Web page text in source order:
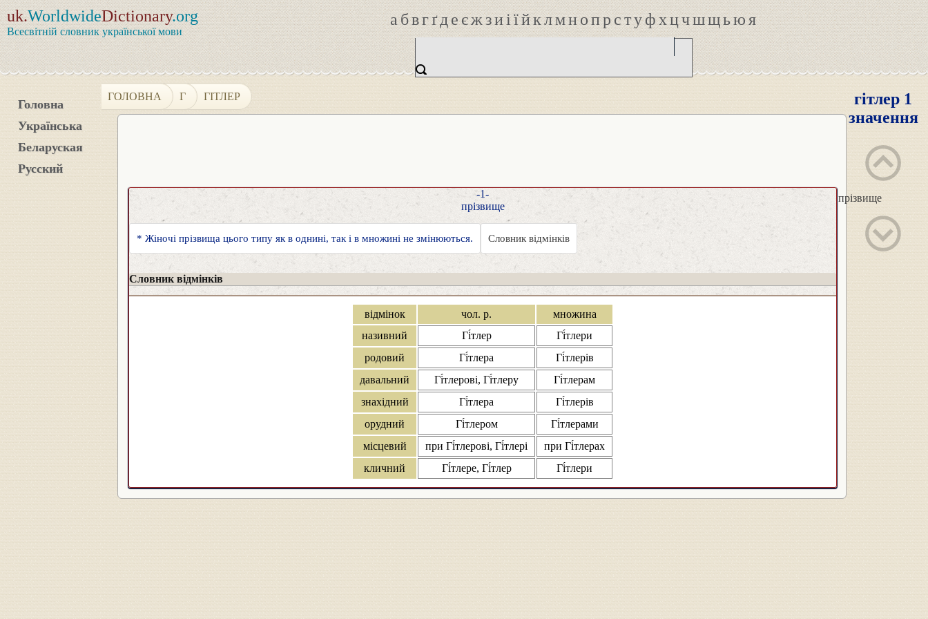
uk.WorldwideDictionary.org
Всесвітній словник української мови
абвгґдеєжзиіїйклмнопрстуфхцчшщьюя
Головна
Українська
Беларуская
Русский
ГОЛОВНА Г ГІТЛЕР
гітлер 1
значення
прізвище
-1-
прізвище
* Жіночі прізвища цього типу як в однині, так і в множині не змінюються. Словник відмінків
Словник відмінків
відмінок чол. р.
множина
називний
Гі́тлер
Гі́тлери
родовий
Гі́тлера
Гі́тлерів
давальний
Гі́тлерові, Гі́тлеру
Гі́тлерам
знахідний
Гі́тлера
Гі́тлерів
орудний
Гі́тлером
Гі́тлерами
місцевий
при Гі́тлерові, Гі́тлері
при Гі́тлерах
кличний
Гі́тлере, Гі́тлер Гі́тлери